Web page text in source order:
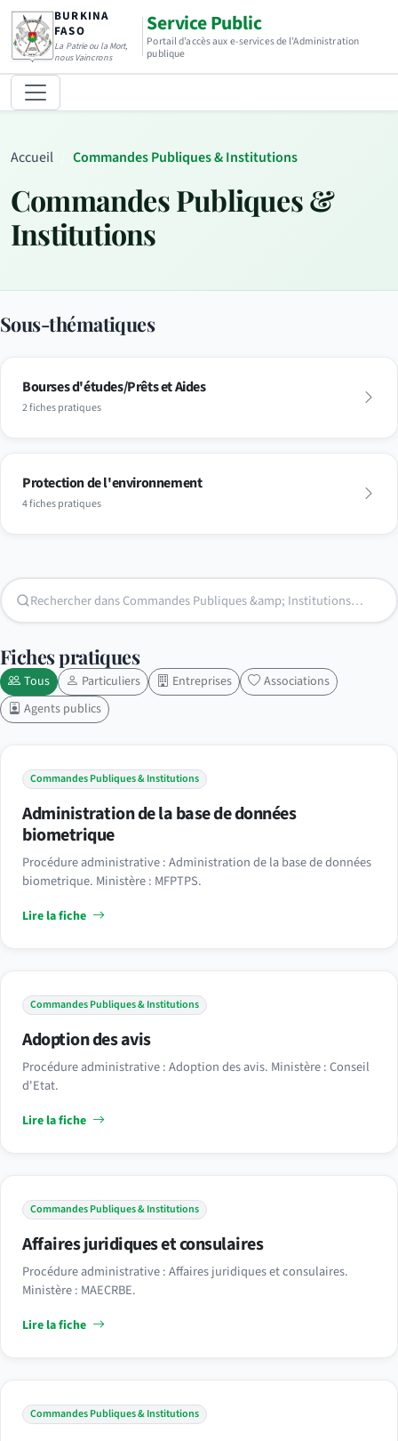
BURKINA
FASO
La Patrie ou la Mort,
nous Vaincrons
Service Public
Portail d’accès aux e-services de l’Administration
publique
Accueil Commandes Publiques & Institutions
Commandes Publiques &
Institutions
Sous-thématiques
Bourses d'études/Prêts et Aides
2 fiches pratiques
Protection de l'environnement
4 fiches pratiques
Fiches pratiques
Tous Particuliers Entreprises
Associations
Agents publics
Commandes Publiques & Institutions
Administration de la base de données
biometrique
Procédure administrative : Administration de la base de données
biometrique. Ministère : MFPTPS.
Lire la fiche
Commandes Publiques & Institutions
Adoption des avis
Procédure administrative : Adoption des avis. Ministère : Conseil
d'Etat.
Lire la fiche
Commandes Publiques & Institutions
Affaires juridiques et consulaires
Procédure administrative : Affaires juridiques et consulaires.
Ministère : MAECRBE.
Lire la fiche
Commandes Publiques & Institutions